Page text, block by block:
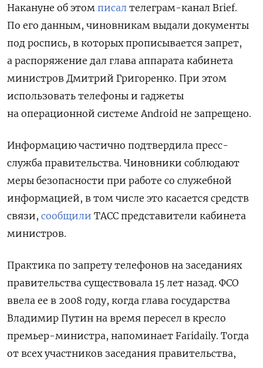
Накануне об этом писал телеграм-канал Brief.
По его данным, чиновникам выдали документы
под роспись, в которых прописывается запрет,
а распоряжение дал глава аппарата кабинета
министров Дмитрий Григоренко. При этом
использовать телефоны и гаджеты
на операционной системе Android не запрещено.
Информацию частично подтвердила пресс-
служба правительства. Чиновники соблюдают
меры безопасности при работе со служебной
информацией, в том числе это касается средств
связи, сообщили ТАСС представители кабинета
министров.
Практика по запрету телефонов на заседаниях
правительства существовала 15 лет назад. ФСО
ввела ее в 2008 году, когда глава государства
Владимир Путин на время пересел в кресло
премьер-министра, напоминает Faridaily. Тогда
от всех участников заседания правительства,